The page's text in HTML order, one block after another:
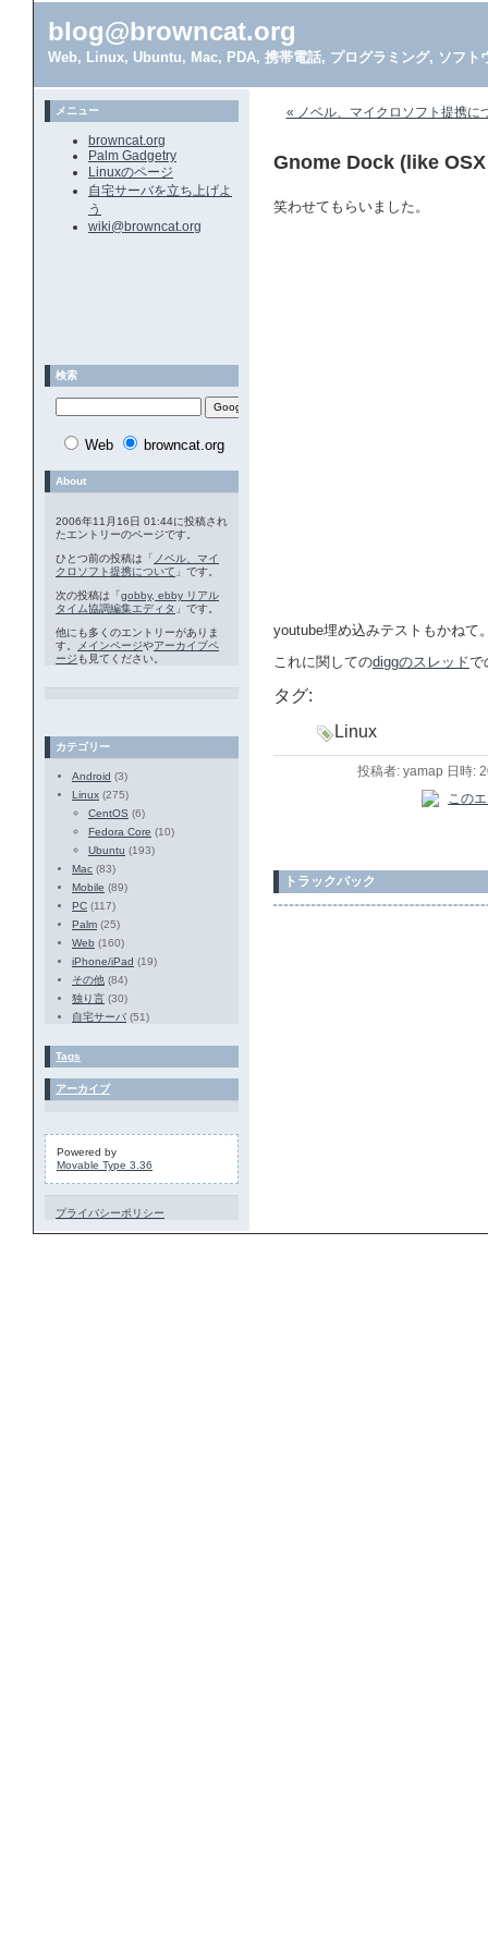
blog@browncat.org
Web, Linux, Ubuntu, Mac, PDA, 携帯電話, プログラミング, ソフト
« ノベル、マイクロソフト提携に
Gnome Dock (like
笑わせてもらいました。
youtube埋め込みテストもかねて
これに関してのdiggのスレッドで
タグ:
Linux
投稿者: yamap 日時:
トラックバック
メニュー
browncat.org
Palm Gadgetry
Linuxのページ
自宅サーバを立ち上げよ
う
wiki@browncat.org
検索
Web browncat.org
About
2006年11月16日 01:44に投稿され
たエントリーのページです。
ひとつ前の投稿は「 ノベル、マイ
クロソフト提携について 」です。
次の投稿は「gobby, ebby リアル
タイム協調編集エディタ 」です。
他にも多くのエントリーがありま
す。
メインページやアーカイブペ
ージ も見てください。
カテゴリー
Android (3)
Linux (275)
CentOS (6)
Fedora Core (10)
Ubuntu (193)
Mac (83)
Mobile (89)
PC (117)
Palm (25)
Web (160)
iPhone/iPad (19)
その他 (84)
独り言 (30)
自宅サーバ (51)
Tags
アーカイブ
Powered by
Movable Type 3.36
プライバシーポリシー